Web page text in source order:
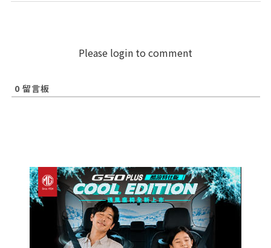
Please login to comment
0 留言板